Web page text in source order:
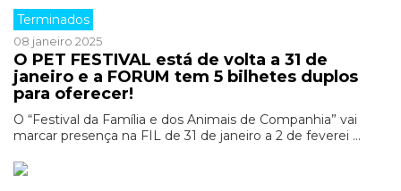
Terminados
08 janeiro 2025
O PET FESTIVAL está de volta a 31 de
janeiro e a FORUM tem 5 bilhetes duplos
para oferecer!
O “Festival da Família e dos Animais de Companhia” vai
marcar presença na FIL de 31 de janeiro a 2 de feverei ...